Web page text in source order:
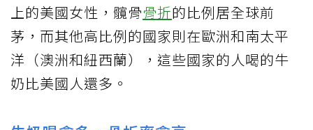
上的美國女性，髖骨骨折的比例居全球前
茅，而其他高比例的國家則在歐洲和南太平
洋（澳洲和紐西蘭），這些國家的人喝的牛
奶比美國人還多。